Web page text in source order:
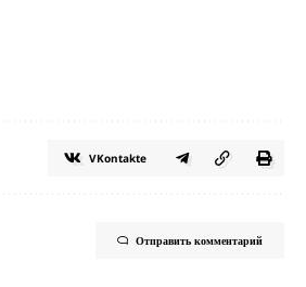
VKontakte
Отправить комментарий